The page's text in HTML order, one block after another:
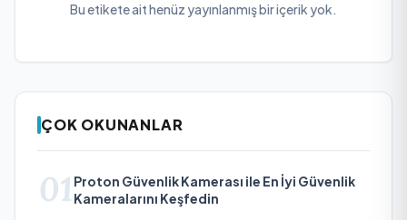
Bu etikete ait henüz yayınlanmış bir içerik yok.
ÇOK OKUNANLAR
01 Proton Güvenlik Kamerası ile En İyi Güvenlik
Kameralarını Keşfedin